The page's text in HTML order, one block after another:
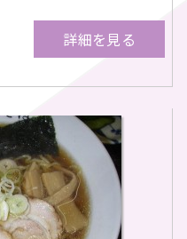
詳細を見る